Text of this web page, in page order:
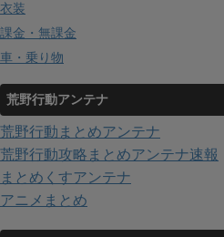
衣装
課金・無課金
車・乗り物
荒野行動アンテナ
荒野行動まとめアンテナ
荒野行動攻略まとめアンテナ速報
まとめくすアンテナ
アニメまとめ